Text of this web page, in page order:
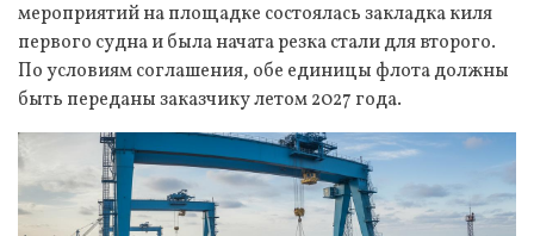
мероприятий на площадке состоялась закладка киля
первого судна и была начата резка стали для второго.
По условиям соглашения, обе единицы флота должны
быть переданы заказчику летом 2027 года.